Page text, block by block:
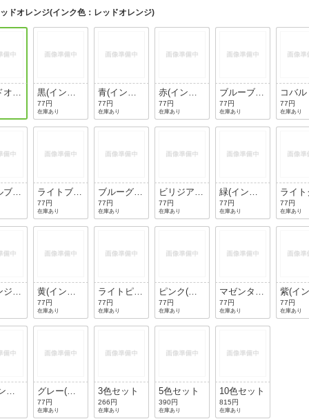
ドオレンジ(インク色：レッドオレンジ)
オレ
ン
黒(インク
色：黒)
77円
在庫あり
青(インク
色：青)
77円
在庫あり
赤(インク
色：赤)
77円
在庫あり
ブルーブラ
ック(イン
ク色：ブル
ーブラッ
77円
在庫あり
コバル
ルー(イ
ク色：
ルトブ
77円
在庫あり
ブル
)
ライトブル
ー(インク
色：ライト
ブルー)
77円
在庫あり
ブルーグリ
ーン(イン
ク色：ブル
ーグリー
77円
在庫あり
ビリジアン
(インク
色：ビリジ
アン)
77円
在庫あり
緑(インク
色：緑)
77円
在庫あり
ライト
ーン(イ
ク色：
トグリ
77円
在庫あり
ジ
黄(インク
色：黄)
77円
在庫あり
ライトピン
ク(インク
色：ライト
ピンク)
77円
在庫あり
ピンク(イ
ンク色：ピ
ンク)
77円
在庫あり
マゼンタ
(インク
色：マゼン
タ)
77円
在庫あり
紫(イ
色：紫)
77円
在庫あり
ク
グレー(イ
ンク色：グ
レー)
77円
在庫あり
3色セット
266円
在庫あり
5色セット
390円
在庫あり
10色セット
815円
在庫あり